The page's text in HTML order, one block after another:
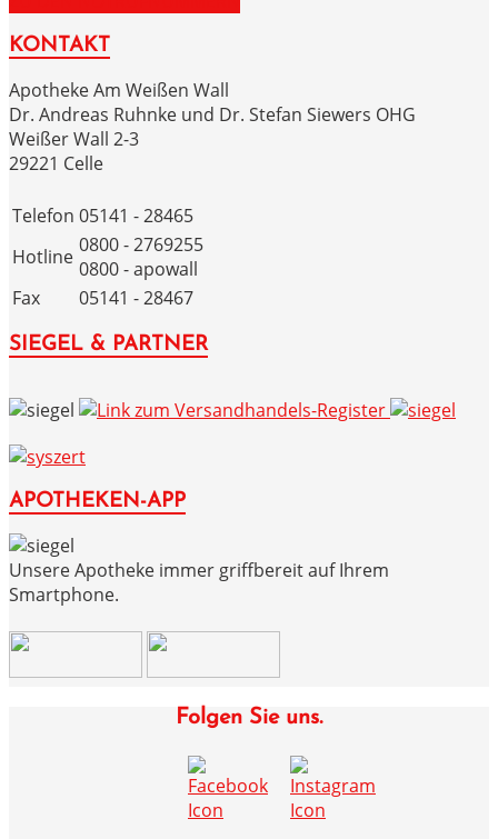
KONTAKT
Apotheke Am Weißen Wall
Dr. Andreas Ruhnke und Dr. Stefan Siewers OHG
Weißer Wall 2-3
29221 Celle
Telefon 05141 - 28465
Hotline 0800 - 2769255
0800 - apowall
Fax
05141 - 28467
SIEGEL & PARTNER
APOTHEKEN-APP
Unsere Apotheke immer griffbereit auf Ihrem
Smartphone.
Folgen Sie uns.